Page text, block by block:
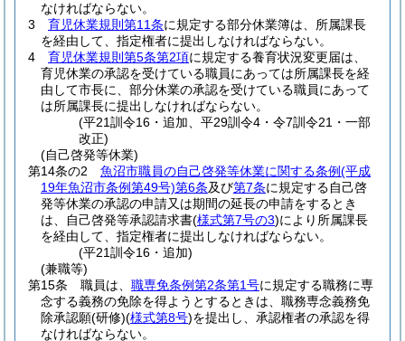
なければならない。
3
育児休業規則第11条に規定する部分休業簿は、所属課長
を経由して、指定権者に提出しなければならない。
4
育児休業規則第5条第2項に規定する養育状況変更届は、
育児休業の承認を受けている職員にあっては所属課長を経
由して市長に、部分休業の承認を受けている職員にあって
は所属課長に提出しなければならない。
(平21訓令16・追加、平29訓令4・令7訓令21・一部
改正)
(自己啓発等休業)
第14条の2
魚沼市職員の自己啓発等休業に関する条例(平成
19年魚沼市条例第49号)第6条及び第7条に規定する自己啓
発等休業の承認の申請又は期間の延長の申請をするとき
は、自己啓発等承認請求書(様式第7号の3)により所属課長
を経由して、指定権者に提出しなければならない。
(平21訓令16・追加)
(兼職等)
第15条
職員は、 職専免条例第2条第1号に規定する職務に専
念する義務の免除を得ようとするときは、職務専念義務免
除承認願(研修)(様式第8号)を提出し、承認権者の承認を得
なければならない。